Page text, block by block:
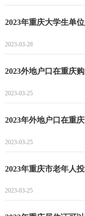
2023-03-28
2023-03-25
2023-03-25
2023-03-25